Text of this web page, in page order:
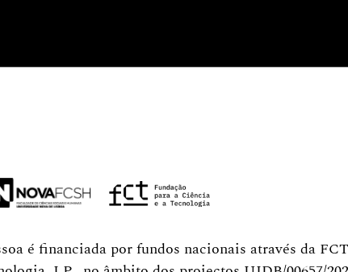
é financiada por fundos nacionais através da